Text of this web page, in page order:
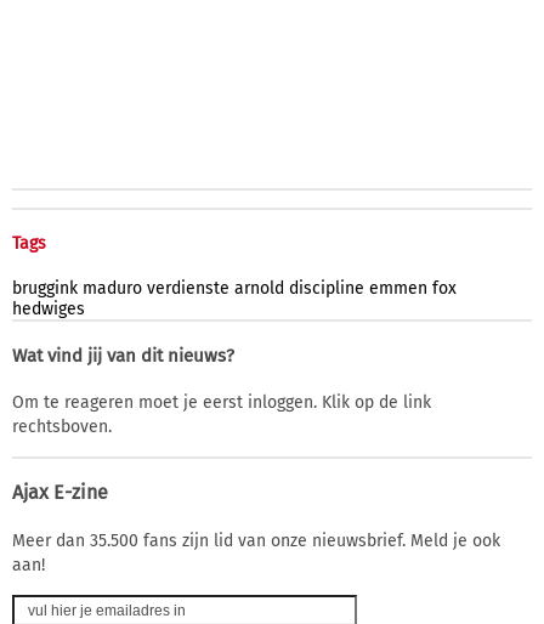
Tags
bruggink maduro verdienste arnold discipline emmen fox
hedwiges
Wat vind jij van dit nieuws?
Om te reageren moet je eerst inloggen. Klik op de link
rechtsboven.
Ajax E-zine
Meer dan 35.500 fans zijn lid van onze nieuwsbrief. Meld je ook
aan!